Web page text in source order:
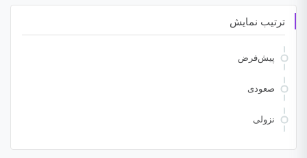
ترتیب نمایش
پیش‌فرض
صعودی
نزولی